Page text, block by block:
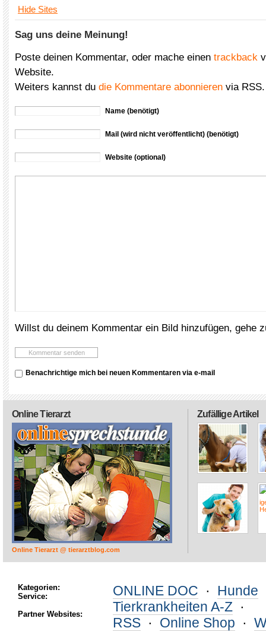
Hide Sites
Sag uns deine Meinung!
Poste deinen Kommentar, oder mache einen trackback
Website.
Weiters kannst du die Kommentare abonnieren via RSS.
Name (benötigt)
Mail (wird nicht veröffentlicht) (benötigt)
Website (optional)
Willst du deinem Kommentar ein Bild hinzufügen, gehe
Benachrichtige mich bei neuen Kommentaren via e-mail
Zufällige Artikel
Online Tierarzt
Online Tierarzt @ tierarztblog.com
Kategorien:
Service:
Partner Websites:
ONLINE DOC · Hunde
Tierkrankheiten A-Z ·
RSS · Online Shop ·